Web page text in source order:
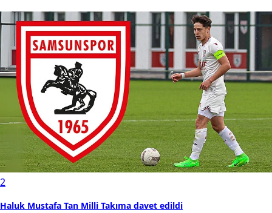
2
Haluk Mustafa Tan Milli Takıma davet edildi